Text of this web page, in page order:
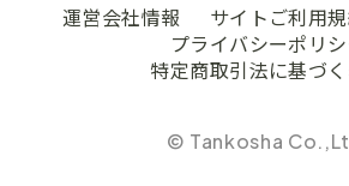
運営会社情報 サイトご利用
プライバシーポリ
特定商取引法に基づ
© Tankosha